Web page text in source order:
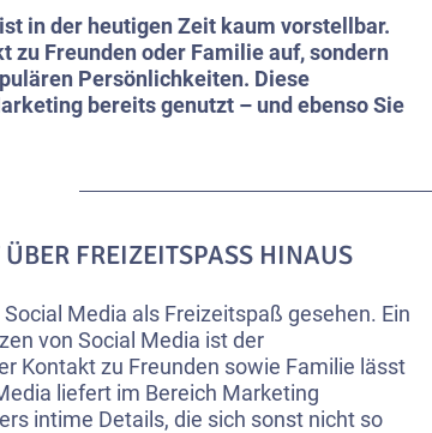
in der heutigen Zeit kaum vorstellbar.
zu Freunden oder Familie auf, sondern
Persönlichkeiten. Diese
bereits genutzt – und ebenso Sie
FREIZEITSPASS HINAUS
Media als Freizeitspaß gesehen. Ein
von Social Media ist der
Kontakt zu Freunden sowie Familie lässt
liefert im Bereich Marketing
intime Details, die sich sonst nicht so